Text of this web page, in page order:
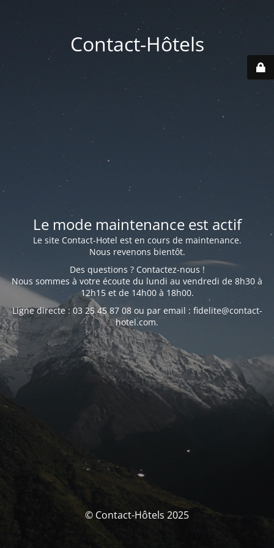
Contact-Hôtels
Le mode maintenance est actif
Le site Contact-Hotel est en cours de maintenance.
Nous revenons bientôt.
Des questions ? Contactez-nous !
Nous sommes à votre écoute du lundi au vendredi de 8h30 à
12h15 et de 14h00 à 18h00.
Ligne directe : 03 25 45 87 08 ou par email : fidelite@contact-
hotel.com.
© Contact-Hôtels 2025